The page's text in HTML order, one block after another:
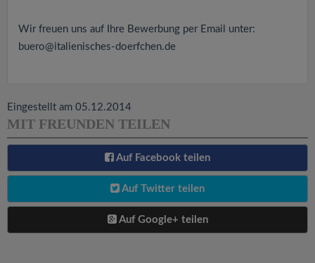
Wir freuen uns auf Ihre Bewerbung per Email unter:
buero@italienisches-doerfchen.de
Eingestellt am 05.12.2014
MIT FREUNDEN TEILEN
Auf Facebook teilen
Auf Twitter teilen
Auf Google+ teilen